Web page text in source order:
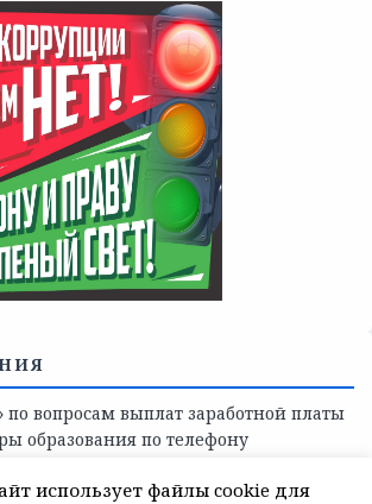
оказывающих меры социальной
социально-психологическую
лицам Ленинградской
— НЕТ
использует файлы cookie для